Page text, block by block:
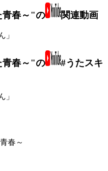
青春～"の 関連動画
」
青春～"の
#うたスキ
」
春～